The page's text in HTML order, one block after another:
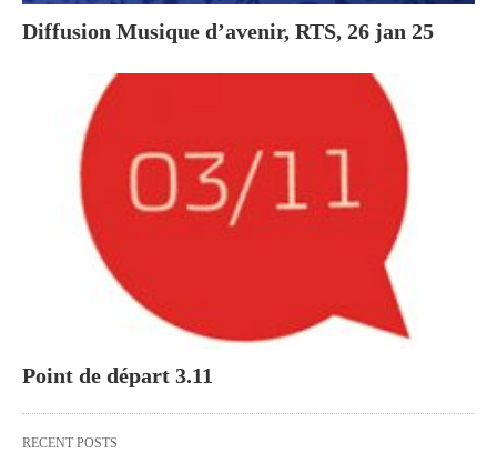
Diffusion Musique d’avenir, RTS, 26 jan 25
Point de départ 3.11
RECENT POSTS